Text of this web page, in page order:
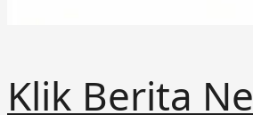
Klik Berita